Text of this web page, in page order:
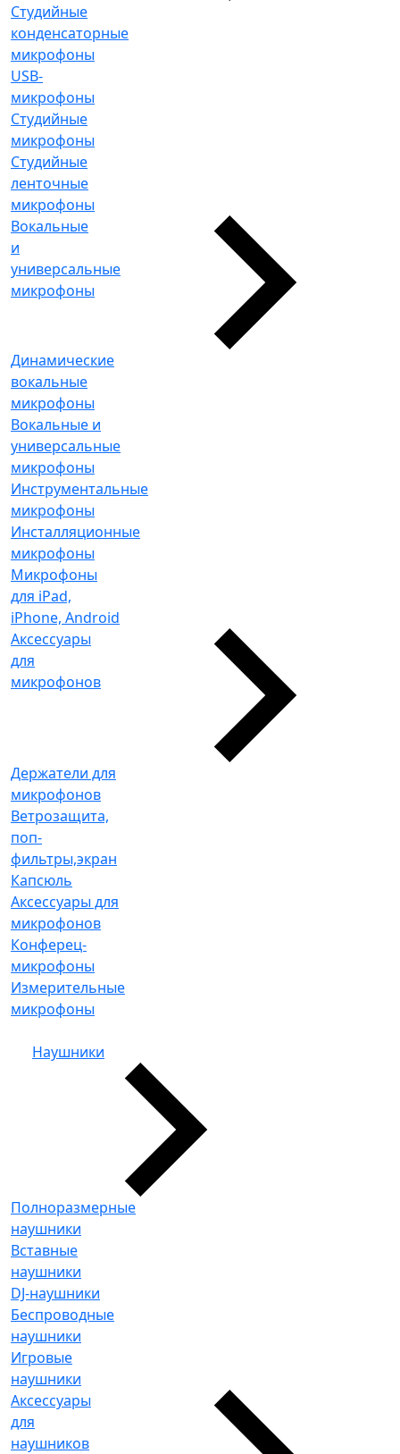
Студийные
конденсаторные
микрофоны
USB-
микрофоны
Студийные
микрофоны
Студийные
ленточные
микрофоны
Вокальные
и
универсальные
микрофоны
Динамические
вокальные
микрофоны
Вокальные и
универсальные
микрофоны
Инструментальные
микрофоны
Инсталляционные
микрофоны
Микрофоны
для iPad,
iPhone, Android
Аксессуары
для
микрофонов
Держатели для
микрофонов
Ветрозащита,
поп-
фильтры,экран
Капсюль
Аксессуары для
микрофонов
Конферец-
микрофоны
Измерительные
микрофоны
Наушники
Полноразмерные
наушники
Вставные
наушники
DJ-наушники
Беспроводные
наушники
Игровые
наушники
Аксессуары
для
наушников